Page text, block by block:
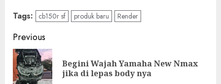
Tags: cb150r sf produk baru Render
Post
navigation
Previous
Begini Wajah Yamaha New Nmax
jika di lepas body nya